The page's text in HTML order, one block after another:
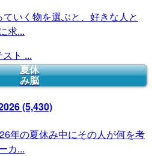
いく物を選ぶと、好きな人と
求...
ト ...
夏休
み脳
(5,430)
年の夏休み中にその人が何を考
カ...